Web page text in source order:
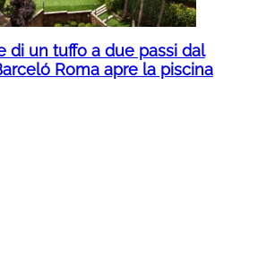
di un tuffo a due passi dal
Roma apre la piscina